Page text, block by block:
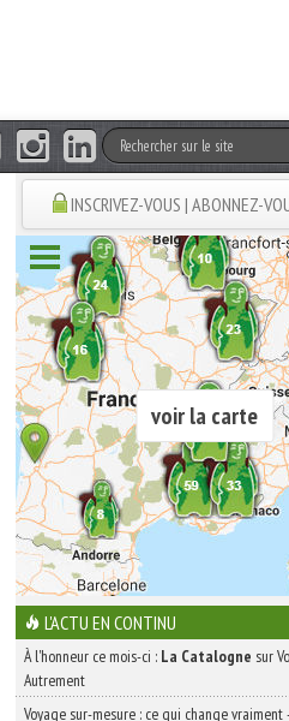
INSCRIVEZ-VOUS | ABONNEZ-
voir la carte
L'ACTU EN CONTINU
À l'honneur ce mois-ci : La Catalogne sur
Autrement
Voyage sur-mesure : ce qui change vraiment